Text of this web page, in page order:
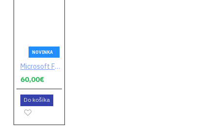
NOVINKA
Microsoft Flight Simulator 2024 (digitálny kód)
60,00€
Do košíka